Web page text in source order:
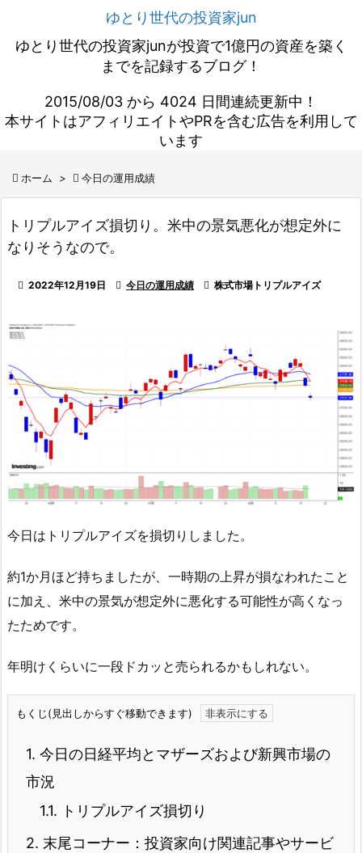
ゆとり世代の投資家jun
ゆとり世代の投資家junが投資で1億円の資産を築く
までを記録するブログ！
2015/08/03 から 4024 日間連続更新中！
本サイトはアフィリエイトやPRを含む広告を利用して
います
 ホーム >  今日の運用成績
トリプルアイズ損切り。米中の景気悪化が想定外に
なりそうなので。
 2022年12月19日  今日の運用成績  株式市場トリプルアイズ
今日はトリプルアイズを損切りしました。
約1か月ほど持ちましたが、一時期の上昇が損なわれたこと
に加え、米中の景気が想定外に悪化する可能性が高くなっ
たためです。
年明けくらいに一段ドカッと売られるかもしれない。
もくじ(見出しからすぐ移動できます)
1. 今日の日経平均とマザーズおよび新興市場の
市況
1.1. トリプルアイズ損切り
2. 末尾コーナー：投資家向け関連記事やサービ